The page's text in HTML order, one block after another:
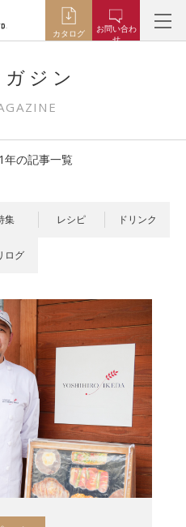
カタログ
お問い合わ
せ
ジン
年の記事一覧
集 レシピ ドリンク
ログ